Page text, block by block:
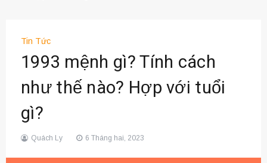
Tin Tức
1993 mệnh gì? Tính cách
như thế nào? Hợp với tuổi
gì?
Quách Ly 6 Tháng hai, 2023